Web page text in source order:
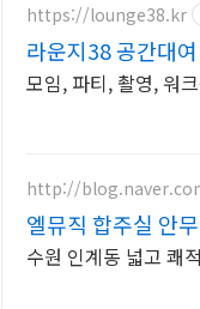
https://lounge38.kr
라운지38 공간대여
모임, 파티, 촬영, 워
http://
엘뮤직 합주실 안
수원 인계동 넓고 쾌